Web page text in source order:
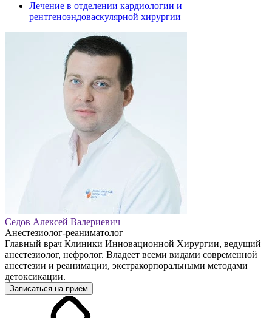
Лечение в отделении кардиологии и
рентгеноэндоваскулярной хирургии
Седов Алексей Валериевич
Анестезиолог-реаниматолог
Главный врач Клиники Инновационной Хирургии, ведущий
анестезиолог, нефролог. Владеет всеми видами современной
анестезии и реанимации, экстракорпоральными методами
детоксикации.
Записаться на приём